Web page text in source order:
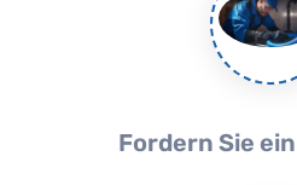
Fordern Sie